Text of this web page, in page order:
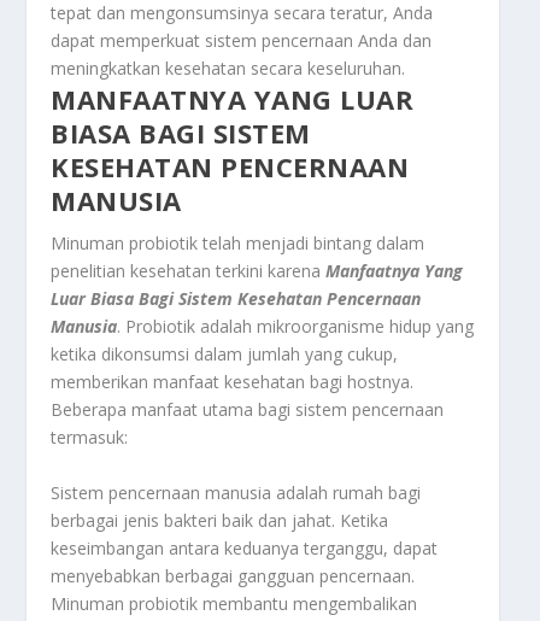
tepat dan mengonsumsinya secara teratur, Anda
dapat memperkuat sistem pencernaan Anda dan
meningkatkan kesehatan secara keseluruhan.
MANFAATNYA YANG LUAR
BIASA BAGI SISTEM
KESEHATAN PENCERNAAN
MANUSIA
Minuman probiotik telah menjadi bintang dalam
penelitian kesehatan terkini karenaManfaatnya Yang
Luar Biasa Bagi Sistem Kesehatan Pencernaan
Manusia. Probiotik adalah mikroorganisme hidup yang
ketika dikonsumsi dalam jumlah yang cukup,
memberikan manfaat kesehatan bagi hostnya.
Beberapa manfaat utama bagi sistem pencernaan
termasuk:
Sistem pencernaan manusia adalah rumah bagi
berbagai jenis bakteri baik dan jahat. Ketika
keseimbangan antara keduanya terganggu, dapat
menyebabkan berbagai gangguan pencernaan.
Minuman probiotik membantu mengembalikan